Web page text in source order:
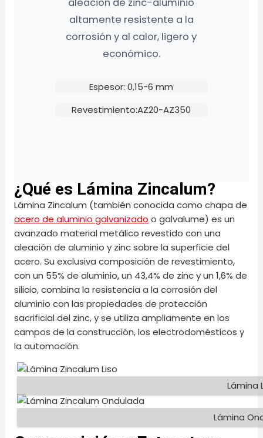
altamente resistente a la
corrosión y al calor, ligero y
económico.
Espesor: 0,15-6 mm
Revestimiento:AZ20-AZ350
¿Qué es Lámina Zincalum?
Lámina Zincalum (también conocida como chapa de
acero de aluminio galvanizado o galvalume) es un
avanzado material metálico revestido con una
aleación de aluminio y zinc sobre la superficie del
acero. Su exclusiva composición de revestimiento,
con un 55% de aluminio, un 43,4% de zinc y un 1,6% de
silicio, combina la resistencia a la corrosión del
aluminio con las propiedades de protección
sacrificial del zinc, y se utiliza ampliamente en los
campos de la construcción, los electrodomésticos y
la automoción.
Lámina
Lámina